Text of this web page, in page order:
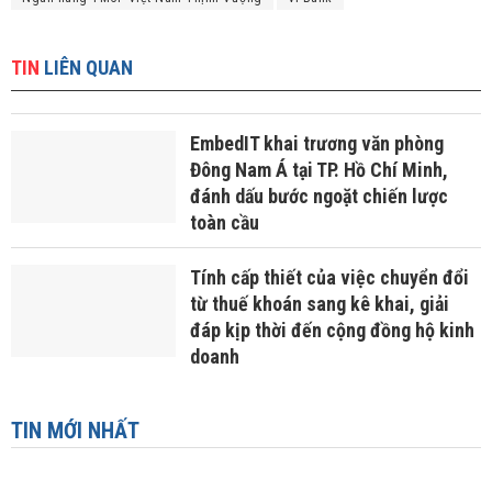
TIN LIÊN QUAN
EmbedIT khai trương văn phòng
Đông Nam Á tại TP. Hồ Chí Minh,
đánh dấu bước ngoặt chiến lược
toàn cầu
Tính cấp thiết của việc chuyển đổi
từ thuế khoán sang kê khai, giải
đáp kịp thời đến cộng đồng hộ kinh
doanh
TIN MỚI NHẤT